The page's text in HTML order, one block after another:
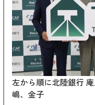
左から順に北陸銀行
嶋、金子